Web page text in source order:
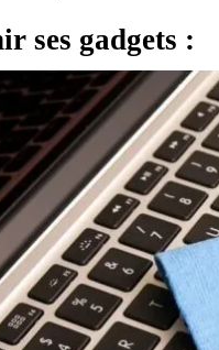
ses gadgets :